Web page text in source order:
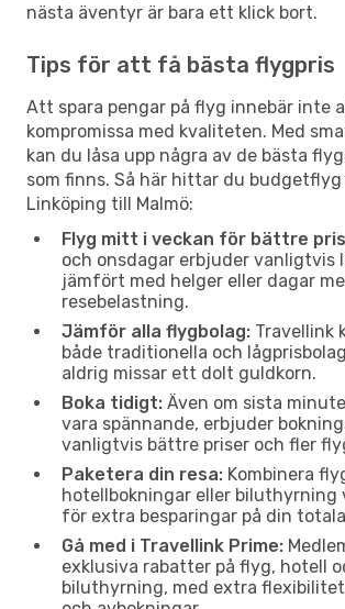
nästa äventyr är bara ett klick bort.
Tips för att få bästa flygpris
Att spara pengar på flyg innebär inte
kompromissa med kvaliteten. Med
kan du låsa upp några av de bästa
som finns. Så här hittar du
Linköping till Malmö:
Flyg mitt i veckan för bättre
och onsdagar erbjuder vanligtvis
jämfört med helger eller dagar
resebelastning.
Jämför alla flygbolag: Travellink
både traditionella och
aldrig missar ett dolt guldkorn.
Boka tidigt: Även om sista
vara spännande, erbjuder
vanligtvis bättre priser och fler
Paketera din resa: Kombinera
hotellbokningar eller biluthyrning
för extra besparingar på din
Gå med i Travellink Prime:
exklusiva rabatter på flyg, hotell
biluthyrning, med extra